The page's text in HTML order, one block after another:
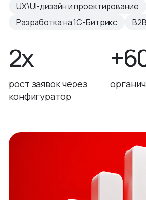
UX\UI-дизайн и проектирование
Разработка на 1С-Битрикс
B2B
2х
рост заявок через
конфигуратор